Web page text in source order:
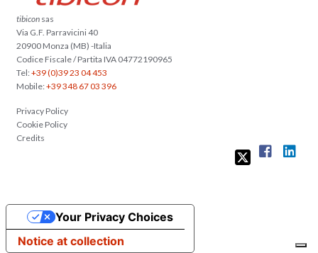
tibicon sas
Via G.F. Parravicini 40
20900 Monza (MB) -Italia
Codice Fiscale / Partita IVA 04772190965
Tel:+39 (0)39 23 04 453
Mobile:+39 348 67 03 396
Privacy Policy
Cookie Policy
Credits
Notice at collection
Your Privacy Choices